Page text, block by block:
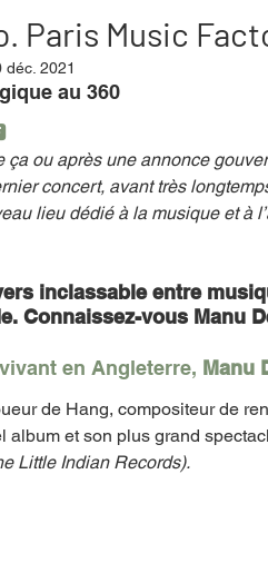
Festival
Spécial Famille Littérature
Paris Music
déc. 2021
au 360
ça ou après une annonce
concert, avant très
lieu dédié à la musique et à
inclassable entre
Connaissez-vous Manu
en Angleterre, Manu
de Hang, compositeur de
album et son plus grand
Little Indian Records).